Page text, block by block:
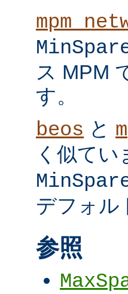
ス MPM
す。
beos と
く似てい
デフォル
参照